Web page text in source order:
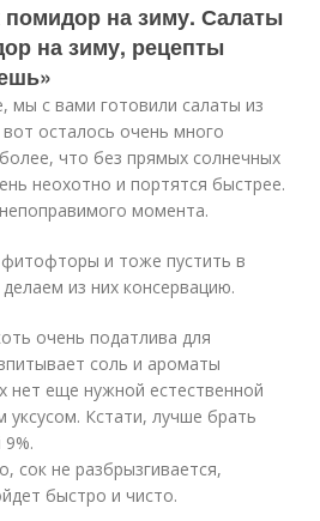
помидор на зиму. Салаты
на зиму, рецепты
мы с вами готовили салаты из
осталось очень много
что без прямых солнечных
неохотно и портятся быстрее.
момента.
и тоже пустить в
из них консервацию.
очень податлива для
соль и ароматы
нет еще нужной естественной
уксусом. Кстати, лучше брать
сок не разбрызгивается,
быстро и чисто.